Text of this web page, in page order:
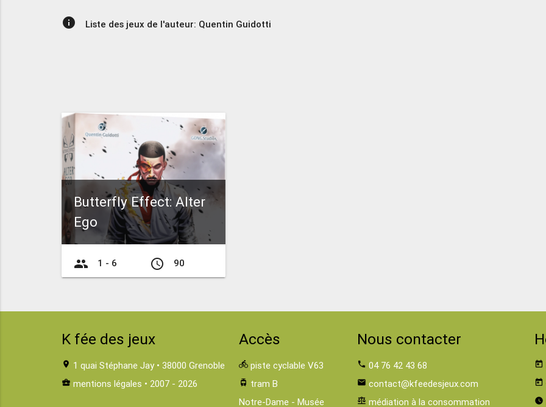
info Liste des jeux de l'auteur: Quentin Guidotti
Butterfly Effect: Alter
Ego
group 1 - 6 access_time 90
K fée des jeux
location_on 1 quai Stéphane Jay • 38000 Grenoble
business_center mentions légales • 2007 - 2026
Accès
directions_bike piste cyclable V63
tram tram B
Notre-Dame - Musée
Nous contacter
phone 04 76 42 43 68
email contact@kfeedesjeux.com
balance médiation à la consommation
today
today
watch_later